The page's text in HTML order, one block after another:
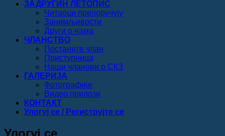
ЗАДРУГИН ЛЕТОПИС
Читаоци препоручују
Занимљивости
Други о нама
ЧЛАНСТВО
Постаните члан
Приступница
Наши чланови о СКЗ
ГАЛЕРИЈА
Фотографије
Видео прилози
КОНТАКТ
Улогуј се / Региструјте се
Улогуј се